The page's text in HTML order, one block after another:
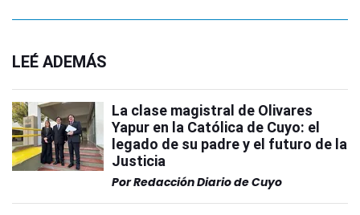
LEÉ ADEMÁS
La clase magistral de Olivares
Yapur en la Católica de Cuyo: el
legado de su padre y el futuro de la
Justicia
PorRedacción Diario de Cuyo